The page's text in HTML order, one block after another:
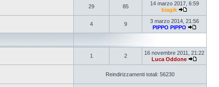
29 85
14 marzo 2017, 6:59
biagik
4 9
3 marzo 2014, 21:56
PIPPO PIPPO
1 2
16 novembre 2011, 21:22
Luca Oddone
Reindirizzamenti totali: 56230